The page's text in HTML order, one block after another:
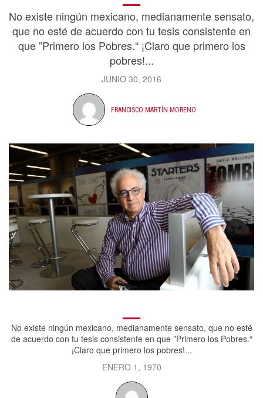
No existe ningún mexicano, medianamente sensato,
que no esté de acuerdo con tu tesis consistente en
que ”Primero los Pobres.“ ¡Claro que primero los
pobres!...
JUNIO 30, 2016
FRANCISCO MARTÍN MORENO
No existe ningún mexicano, medianamente sensato, que no esté
de acuerdo con tu tesis consistente en que ”Primero los Pobres.“
¡Claro que primero los pobres!...
ENERO 1, 1970